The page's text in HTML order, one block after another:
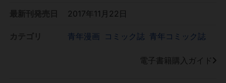
2017年11月22日
青年漫画 コミック誌 青年コミック誌
電子書籍購入ガイド